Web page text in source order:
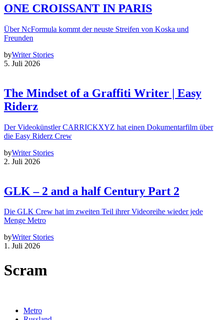
ONE CROISSANT IN PARIS
Über NcFormula kommt der neuste Streifen von Koska und
Freunden
byWriter Stories
5. Juli 2026
The Mindset of a Graffiti Writer | Easy
Riderz
Der Videokünstler CARRICKXYZ hat einen Dokumentarfilm über
die Easy Riderz Crew
byWriter Stories
2. Juli 2026
GLK – 2 and a half Century Part 2
Die GLK Crew hat im zweiten Teil ihrer Videoreihe wieder jede
Menge Metro
byWriter Stories
1. Juli 2026
Scram
Metro